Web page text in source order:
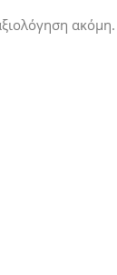
ακόμη.